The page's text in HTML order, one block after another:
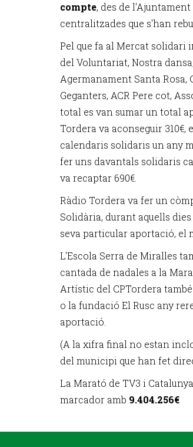
compte, des de
centralitzades que s'han
Pel que fa al Mercat solidari
del Voluntariat, Nostra
Agermanament Santa Rosa,
Geganters, ACR Pere cot,
total es van sumar un total
Tordera va aconseguir
calendaris solidaris un any
fer uns davantals solidaris
va recaptar 690€.
Ràdio Tordera va fer un
Solidària, durant aquells dies
seva particular aportació, el
L'Escola Serra de Miralles
cantada de nadales a la
Artístic del CPTordera
o la fundació El Rusc any
aportació.
(A la xifra final no estan
del municipi que han fet
La Marató de TV3 i
marcador amb 9.404.256€